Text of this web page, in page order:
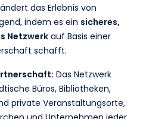
das Erlebnis von
indem es ein sicheres,
Netzwerk auf Basis einer
schafft.
Das Netzwerk
Büros, Bibliotheken,
private Veranstaltungsorte,